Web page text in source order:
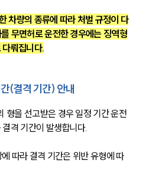
차량의 종류에 따라 처벌 규정이 다
무면허로 운전한 경우에는 징역형
뤄집니다.
(결격 기간) 안내
형을 선고받은 경우 일정 기간 운전
격 기간이 발생합니다.
에 따라 결격 기간은 위반 유형에 따